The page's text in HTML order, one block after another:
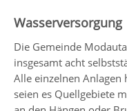
Wasserversorgung
Die Gemeinde
insgesamt acht
Alle einzelnen Anlagen
seien es Quellgebiete